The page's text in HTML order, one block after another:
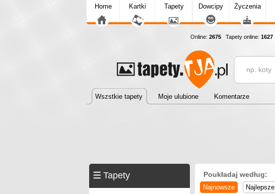
Home Kartki Tapety Dowcipy Życzenia
Online: 2675 Tapety online: 1627
Wszstkie tapety Moje ulubione Komentarze
Tapety Poukładaj według:
Najnowsze Najlepsze